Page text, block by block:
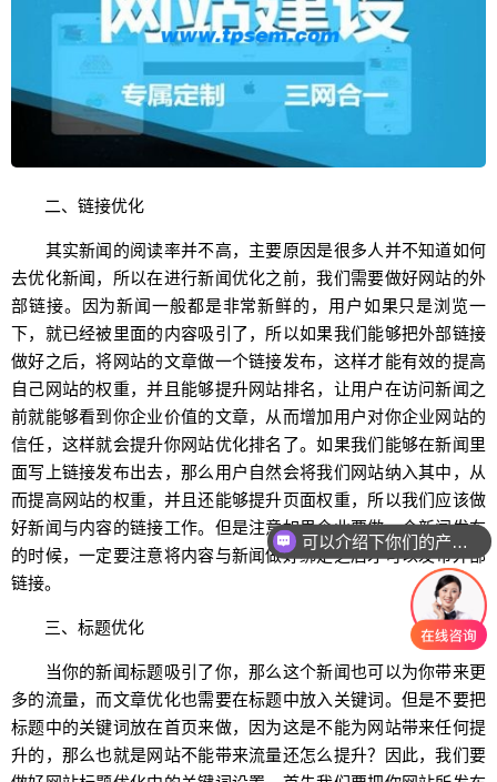
二、链接优化
其实新闻的阅读率并不高，主要原因是很多人并不知道如何
去优化新闻，所以在进行新闻优化之前，我们需要做好网站的外
部链接。因为新闻一般都是非常新鲜的，用户如果只是浏览一
下，就已经被里面的内容吸引了，所以如果我们能够把外部链接
做好之后，将网站的文章做一个链接发布，这样才能有效的提高
自己网站的权重，并且能够提升网站排名，让用户在访问新闻之
前就能够看到你企业价值的文章，从而增加用户对你企业网站的
信任，这样就会提升你网站优化排名了。如果我们能够在新闻里
面写上链接发布出去，那么用户自然会将我们网站纳入其中，从
而提高网站的权重，并且还能够提升页面权重，所以我们应该做
好新闻与内容的链接工作。但是注意如果企业要做一个新闻发布
的时候，一定要注意将内容与新闻做好绑定之后才可以发布外部
链接。
三、标题优化
当你的新闻标题吸引了你，那么这个新闻也可以为你带来更
多的流量，而文章优化也需要在标题中放入关键词。但是不要把
标题中的关键词放在首页来做，因为这是不能为网站带来任何提
升的，那么也就是网站不能带来流量还怎么提升？因此，我们要